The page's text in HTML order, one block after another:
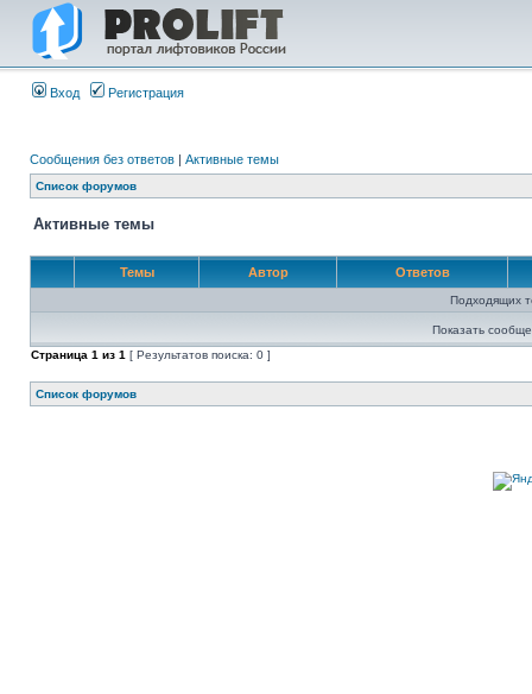
Вход Регистрация
Сообщения без ответов | Активные темы
Список форумов
Активные темы
Темы Автор Ответов
Подходящих
Показать
Страница 1 из 1 [ Результатов поиска: 0 ]
Список форумов